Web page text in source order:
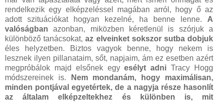
rendelkezik egy elképzeléssel magában arról, hogy ő az
adott szituációkat hogyan kezelné, ha benne lenne. A
valóságban azonban, miközben kéretlenül is szórjuk a
különböző tanácsokat,az elveinket sokszor sutba dobjuk
éles helyzetben. Biztos vagyok benne, hogy nekem is
lesznek ilyen pillanataim, sőt, napjaim, ám ez esetben azért
megpróbálok majd elsőnek egyesélyt adni Tracy Hogg
módszereinek is.
Nem mondanám, hogy maximálisan,
minden pontjával egyetértek, de a nagyja része hasonlít
az általam elképzeltekhez és különben is, mit